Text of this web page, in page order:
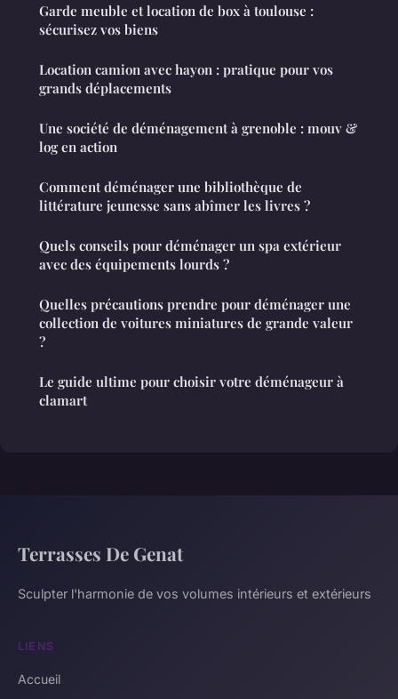
Garde meuble et location de box à toulouse :
sécurisez vos biens
Location camion avec hayon : pratique pour vos
grands déplacements
Une société de déménagement à grenoble : mouv &
log en action
Comment déménager une bibliothèque de
littérature jeunesse sans abîmer les livres ?
Quels conseils pour déménager un spa extérieur
avec des équipements lourds ?
Quelles précautions prendre pour déménager une
collection de voitures miniatures de grande valeur
?
Le guide ultime pour choisir votre déménageur à
clamart
Terrasses De Genat
Sculpter l'harmonie de vos volumes intérieurs et extérieurs
LIENS
Accueil